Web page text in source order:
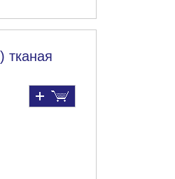
тканая